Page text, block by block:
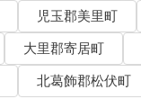
児玉郡美里町
大里郡寄居町
北葛飾郡松伏町